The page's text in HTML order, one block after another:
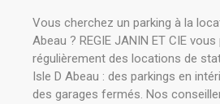
Vous cherchez un parking à la
Abeau ? REGIE JANIN ET CIE
régulièrement des locations de
Isle D Abeau : des parkings en
des garages fermés. Nos